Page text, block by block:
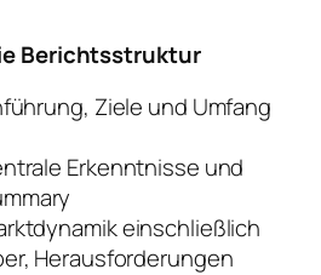
Berichtsstruktur
Ziele und Umfang
Erkenntnisse und
einschließlich
Herausforderungen